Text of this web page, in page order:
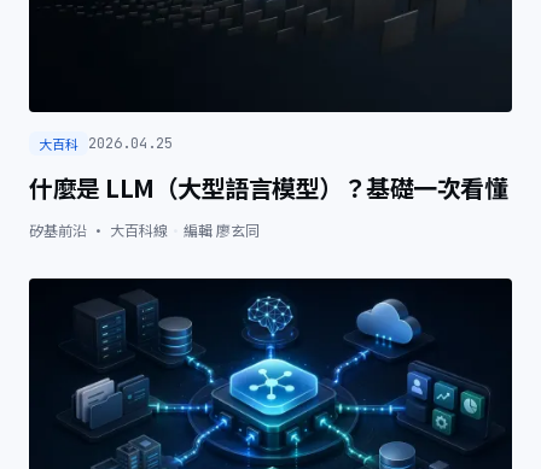
大百科 2026.04.25
什麼是 LLM（大型語言模型）？基礎一次看懂
矽基前沿 · 大百科線 編輯廖玄同